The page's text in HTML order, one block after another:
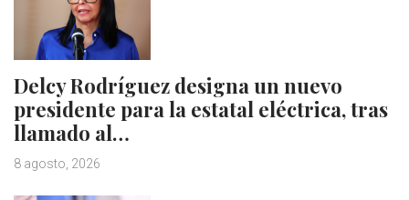
Delcy Rodríguez designa un nuevo
presidente para la estatal eléctrica, tras
llamado al…
8 agosto, 2026